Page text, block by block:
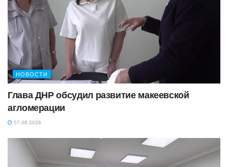
НОВОСТИ
Глава ДНР обсудил развитие макеевской
агломерации
07.08.2026